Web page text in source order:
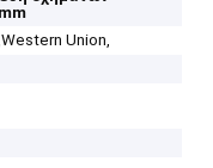
Union,